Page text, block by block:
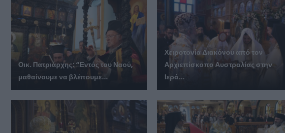
Οικ. Πατριάρχης: “Εντός του Ναού,
μαθαίνουμε να βλέπουμε...
Χειροτονία Διακόνου από τον
Αρχιεπίσκοπο Αυστραλίας στην
Ιερά...